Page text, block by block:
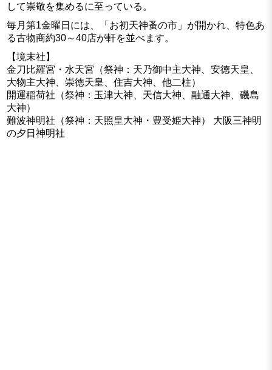
して崇敬を集めるに至っている。
毎月第1金曜日には、「お初天神蚤の市」が開かれ、特色あ
る古物商約30～40店が軒を並べます。
【境末社】
金刀比羅宮・水天宮（祭神：天乃御中主大神、安徳天皇、
大物主大神、崇徳天皇、住吉大神、他二柱）
開運稲荷社（祭神：玉津大神、天信大神、融通大神、磯島
大神）
難波神明社（祭神：天照皇大神・豊受姫大神） 大阪三神明
の夕日神明社